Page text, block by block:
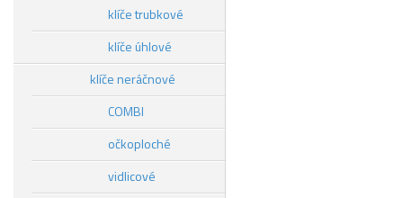
klíče trubkové
klíče úhlové
klíče neráčnové
COMBI
očkoploché
vidlicové